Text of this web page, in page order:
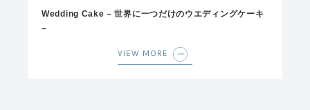
Wedding Cake – 世界に一つだけのウエディングケーキ
–
VIEW MORE